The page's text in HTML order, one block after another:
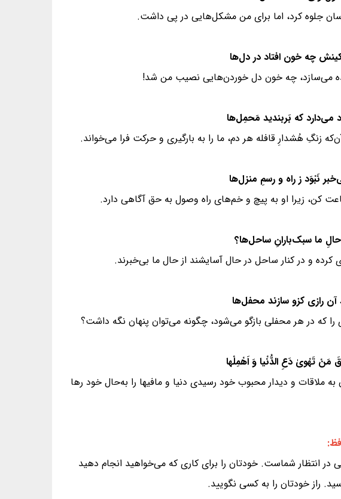
جلوه کرد، اما برای من مشکل‌هايی در پی داشت.
می‌سازد، چه خون دل خوردن‌هایی نصیب من شد!
هُشدارِ قافله هر دم، ما را به بارگیری و حرکت فرا می‌خواند.
کن، زیرا او به پیچ و خم‌های راه وصول به حق آگاهی دارد.
و در کنار ساحل در حال آسایشند از حال ما بی‌خبرند.
را که در هر محفلی بازگو می‌شود، چگونه می‌توان پنهان نگه داشت؟
و دیدار محبوب خود رسیدی دنیا و مافیها را به‌حال خود رها
انتظار شماست. خودتان را برای کاری که می‌خواهید انجام دهید
راز خودتان را به کسی نگویید.